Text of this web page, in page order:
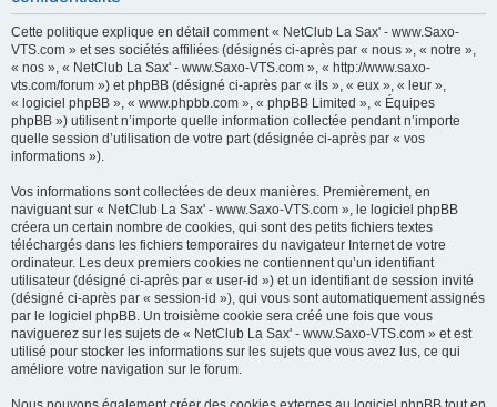
h
Cette politique explique en détail comment « NetClub La Sax' - www.Saxo-
VTS.com » et ses sociétés affiliées (désignés ci-après par « nous », « notre »,
« nos », « NetClub La Sax' - www.Saxo-VTS.com », « http://www.saxo-
vts.com/forum ») et phpBB (désigné ci-après par « ils », « eux », « leur »,
« logiciel phpBB », « www.phpbb.com », « phpBB Limited », « Équipes
phpBB ») utilisent n’importe quelle information collectée pendant n’importe
quelle session d’utilisation de votre part (désignée ci-après par « vos
informations »).
Vos informations sont collectées de deux manières. Premièrement, en
naviguant sur « NetClub La Sax' - www.Saxo-VTS.com », le logiciel phpBB
créera un certain nombre de cookies, qui sont des petits fichiers textes
téléchargés dans les fichiers temporaires du navigateur Internet de votre
ordinateur. Les deux premiers cookies ne contiennent qu’un identifiant
utilisateur (désigné ci-après par « user-id ») et un identifiant de session invité
(désigné ci-après par « session-id »), qui vous sont automatiquement assignés
par le logiciel phpBB. Un troisième cookie sera créé une fois que vous
naviguerez sur les sujets de « NetClub La Sax' - www.Saxo-VTS.com » et est
utilisé pour stocker les informations sur les sujets que vous avez lus, ce qui
améliore votre navigation sur le forum.